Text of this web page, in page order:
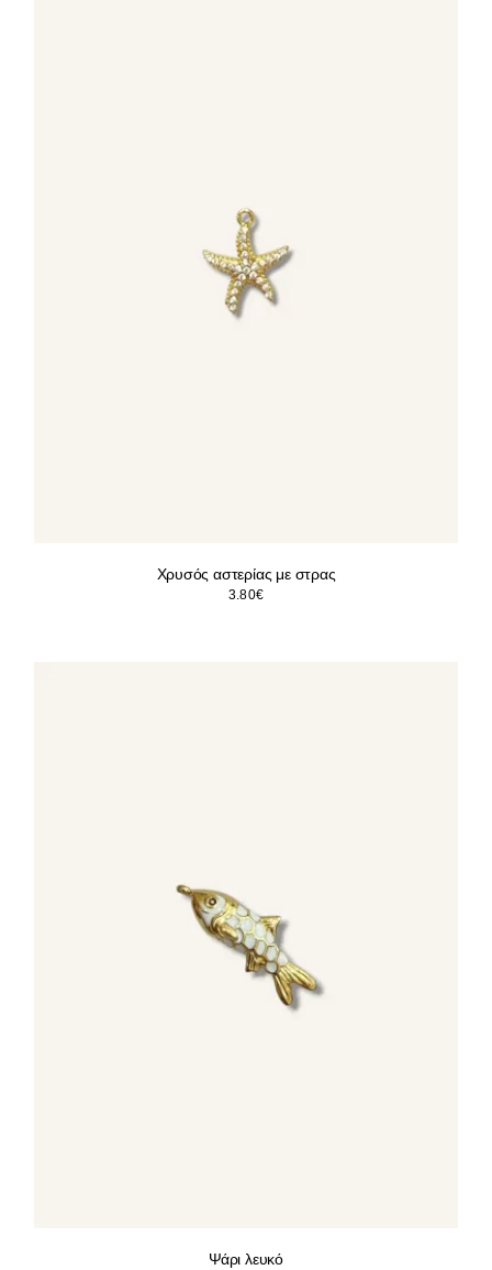
Χρυσός αστερίας με στρας
3.80€
Ψάρι λευκό